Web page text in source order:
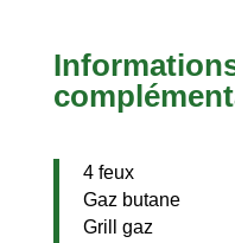
4 feux
Gaz butane
Grill gaz